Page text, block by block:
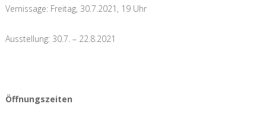
Vernissage: Freitag, 30.7.2021, 19 Uhr
Ausstellung: 30.7. – 22.8.2021
Öffnungszeiten